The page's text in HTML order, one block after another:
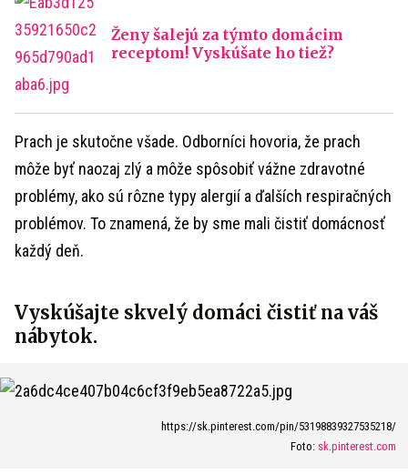
Ženy šalejú za týmto domácim
receptom! Vyskúšate ho tiež?
Prach je skutočne všade. Odborníci hovoria, že prach
môže byť naozaj zlý a môže spôsobiť vážne zdravotné
problémy, ako sú rôzne typy alergií a ďalších respiračných
problémov. To znamená, že by sme mali čistiť domácnosť
každý deň.
Vyskúšajte skvelý domáci čistiť na váš
nábytok.
https://sk.pinterest.com/pin/53198839327535218/
Foto: sk.pinterest.com